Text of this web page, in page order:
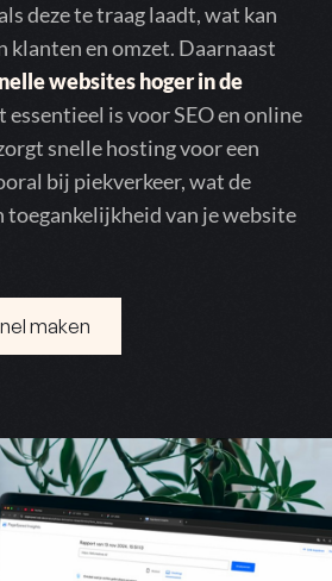
deze te traag laadt, wat kan
klanten en omzet. Daarnaast
websites hoger in de
essentieel is voor SEO en online
snelle hosting voor een
bij piekverkeer, wat de
van je website
maken